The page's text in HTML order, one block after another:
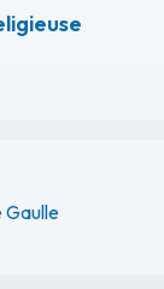
Gaulle